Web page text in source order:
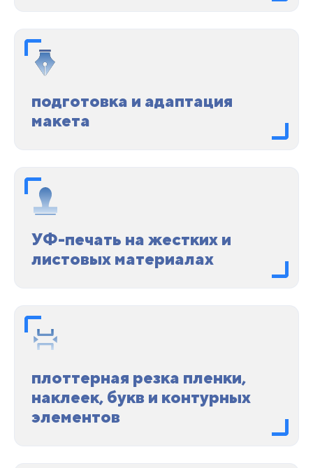
подготовка и адаптация
макета
УФ-печать на жестких и
листовых материалах
плоттерная резка пленки,
наклеек, букв и контурных
элементов